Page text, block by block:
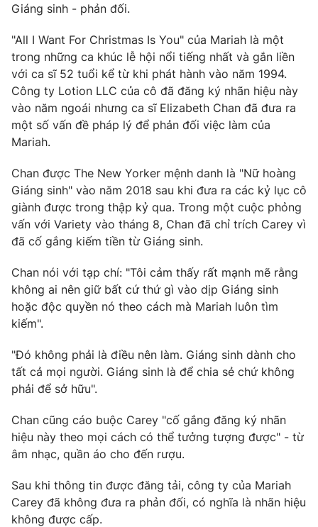
Phim VTV
Hậu trường
Nhân vật
Khán giả
Giải sao mai
Giải trí
Điện ảnh
Âm nhạc
Sao
Đời sống
Du lịch
Làm đẹp
Chất lượng cuộc sống
Giáo dục
Tuyển sinh
Công nghệ
Hitech Công nghệ tương lai
Sản phẩm
Thị trường
Giao lưu trực tuyến
Lịch phát sóng
Chuyên mục khác
Emagazine Podcast
Video
VTV Money VTV Thể thao
Thị trường 24h Tấm lòng Việt
Giáng sinh - phản đối.
"All I Want For Christmas Is You" của Mariah là một
trong những ca khúc lễ hội nổi tiếng nhất và gắn liền
với ca sĩ 52 tuổi kể từ khi phát hành vào năm 1994.
Công ty Lotion LLC của cô đã đăng ký nhãn hiệu này
vào năm ngoái nhưng ca sĩ Elizabeth Chan đã đưa ra
một số vấn đề pháp lý để phản đối việc làm của
Mariah.
Chan được The New Yorker mệnh danh là "Nữ hoàng
Giáng sinh" vào năm 2018 sau khi đưa ra các kỷ lục cô
giành được trong thập kỷ qua. Trong một cuộc phỏng
vấn với Variety vào tháng 8, Chan đã chỉ trích Carey vì
đã cố gắng kiếm tiền từ Giáng sinh.
Chan nói với tạp chí: "Tôi cảm thấy rất mạnh mẽ rằng
không ai nên giữ bất cứ thứ gì vào dịp Giáng sinh
hoặc độc quyền nó theo cách mà Mariah luôn tìm
kiếm".
"Đó không phải là điều nên làm. Giáng sinh dành cho
tất cả mọi người. Giáng sinh là để chia sẻ chứ không
phải để sở hữu".
Chan cũng cáo buộc Carey "cố gắng đăng ký nhãn
hiệu này theo mọi cách có thể tưởng tượng được" - từ
âm nhạc, quần áo cho đến rượu.
Sau khi thông tin được đăng tải, công ty của Mariah
Carey đã không đưa ra phản đối, có nghĩa là nhãn hiệu
không được cấp.